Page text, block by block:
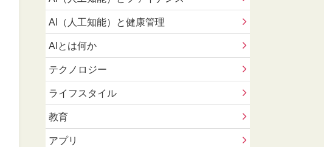
AI（人工知能）と健康管理
AIとは何か
テクノロジー
ライフスタイル
教育
アプリ